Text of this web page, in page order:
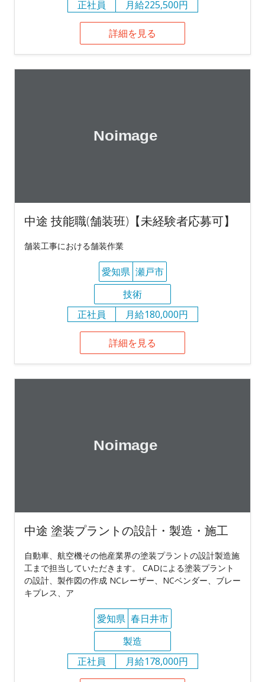
正社員 月給225,500円
詳細を見る
中途 技能職(舗装班)【未経験者応募可】
舗装工事における舗装作業
愛知県 瀬戸市
技術
正社員
月給180,000円
詳細を見る
中途 塗装プラントの設計・製造・施工
自動車、航空機その他産業界の塗装プラントの設計製造施
工まで担当していただきます。 CADによる塗装プラント
の設計、製作図の作成 NCレーザー、NCベンダー、ブレー
キプレス、ア
愛知県 春日井市
製造
正社員
月給178,000円